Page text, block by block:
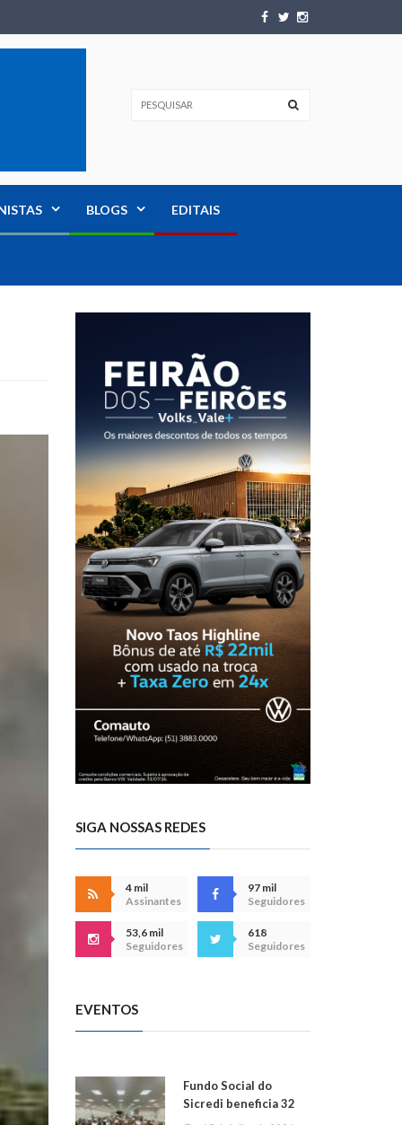
BLOGS EDITAIS
SIGA NOSSAS REDES
4 mil
Assinantes
97 mil
Seguidores
53,6 mil
Seguidores
618
Seguidores
EVENTOS
Fundo Social do
Sicredi beneficia 32
projetos em